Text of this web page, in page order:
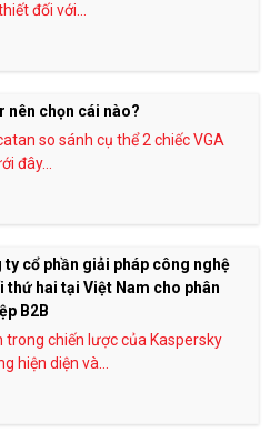
đối với...
nên chọn cái nào?
so sánh cụ thể 2 chiếc VGA
đây...
cổ phần giải pháp công nghệ
thứ hai tại Việt Nam cho phân
B2B
trong chiến lược của Kaspersky
hiện diện và...